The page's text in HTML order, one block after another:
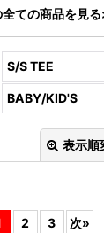
全ての商品を見
(全商品)
S/S TEE
BABY/KID'S
表示順
2 3 次»